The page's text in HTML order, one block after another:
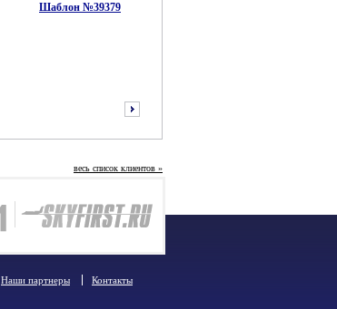
Шаблон №39379
весь список клиентов »
Наши партнеры Контакты